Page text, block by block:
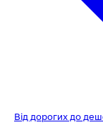
Від дорогих до